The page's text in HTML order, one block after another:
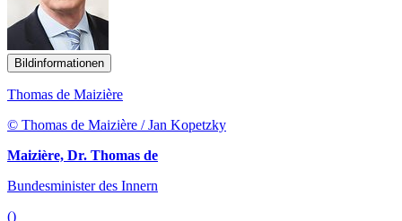
Bildinformationen
Thomas de Maizière
© Thomas de Maizière / Jan Kopetzky
Maizière, Dr. Thomas de
Bundesminister des Innern
()